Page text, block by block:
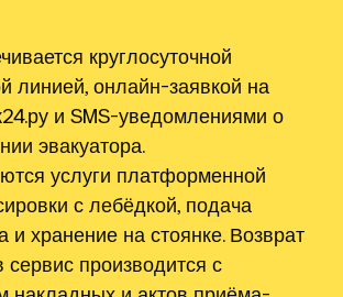
круглосуточной
линией, онлайн-заявкой на
и SMS-уведомлениями о
эвакуатора.
услуги платформенной
с лебёдкой, подача
и хранение на стоянке. Возврат
производится с